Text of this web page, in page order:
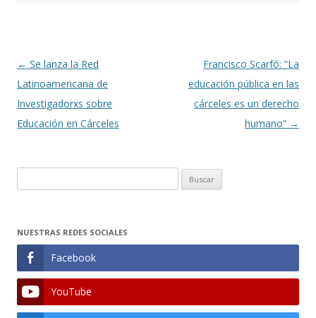
Navegación
de
entradas
← Se lanza la Red
Latinoamericana de
Investigadorxs sobre
Educación en Cárceles
Francisco Scarfó: “La
educación pública en las
cárceles es un derecho
humano” →
NUESTRAS REDES SOCIALES
Facebook
YouTube